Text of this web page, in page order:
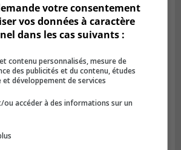
à 11h58
la Montérégie pour
roue
votre consentement
vos données à caractère
dans les cas suivants :
contenu personnalisés, mesure de
des publicités et du contenu, études
et développement de services
ou accéder à des informations sur un